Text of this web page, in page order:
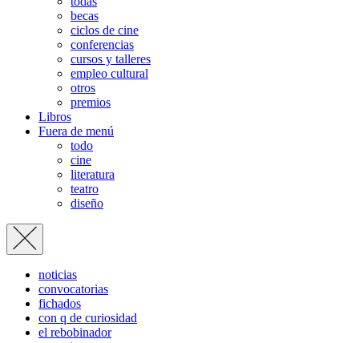
becas
ciclos de cine
conferencias
cursos y talleres
empleo cultural
otros
premios
Libros
Fuera de menú
todo
cine
literatura
teatro
diseño
noticias
convocatorias
fichados
con q de curiosidad
el rebobinador